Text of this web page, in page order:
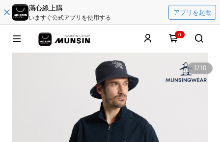
滿心線上購
いますぐ公式アプリを使用する
アプリを起動
0
1/10